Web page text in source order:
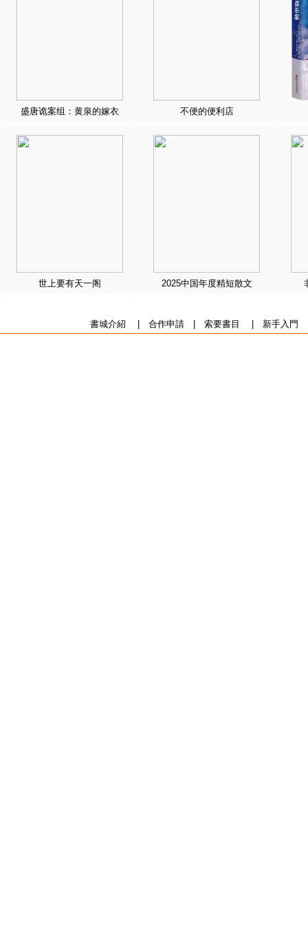
盛唐诡案组：黄泉的嫁衣 不便的便利店
世上要有天一阁 2025中国年度精短散文
書城介紹 合作申請| 索要書目 新手入門